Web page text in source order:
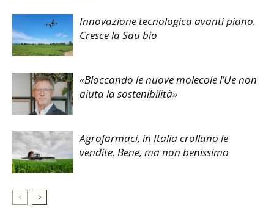
Innovazione tecnologica avanti piano.
Cresce la Sau bio
«Bloccando le nuove molecole l’Ue non
aiuta la sostenibilità»
Agrofarmaci, in Italia crollano le
vendite. Bene, ma non benissimo